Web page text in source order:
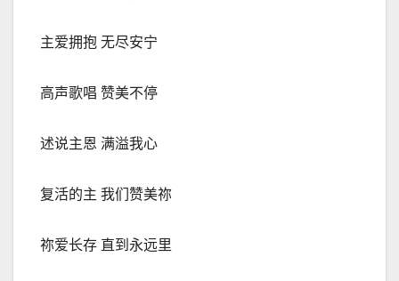
主爱拥抱 无尽安宁
高声歌唱 赞美不停
述说主恩 满溢我心
复活的主 我们赞美祢
祢爱长存 直到永远里